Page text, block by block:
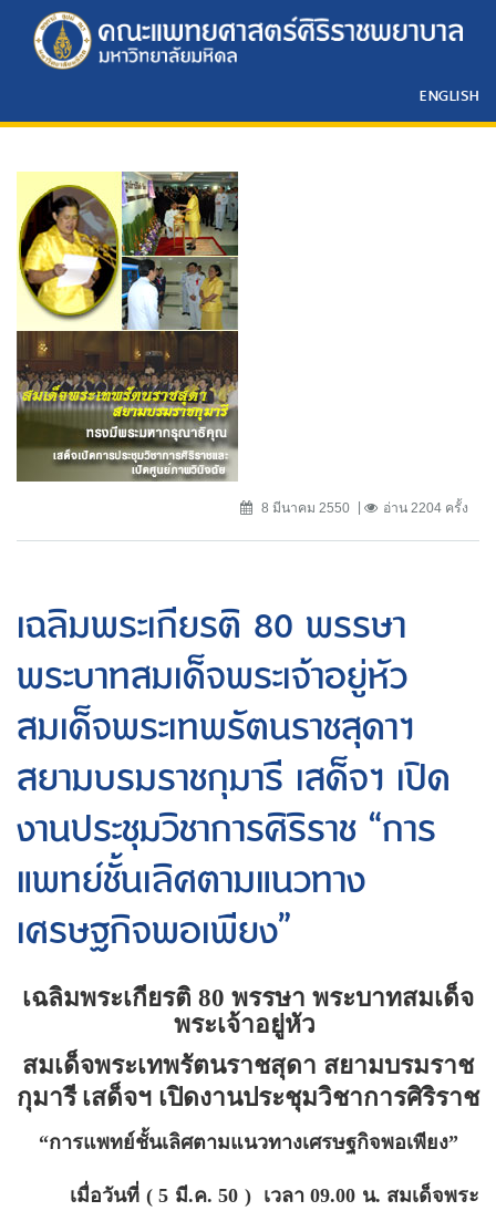
ENGLISH
8 มีนาคม 2550 อ่าน 2204 ครั้ง
เฉลิมพระเกียรติ 80 พรรษา
พระบาทสมเด็จพระเจ้าอยู่หัว
สมเด็จพระเทพรัตนราชสุดาฯ
สยามบรมราชกุมารี เสด็จฯ เปิด
งานประชุมวิชาการศิริราช “การ
แพทย์ชั้นเลิศตามแนวทาง
เศรษฐกิจพอเพียง”
เฉลิมพระเกียรติ 80 พรรษา พระบาทสมเด็จ
พระเจ้าอยู่หัว
สมเด็จพระเทพรัตนราชสุดา สยามบรมราช
กุมารี เสด็จฯ เปิดงานประชุมวิชาการศิริราช
“การแพทย์ชั้นเลิศตามแนวทางเศรษฐกิจพอเพียง”
เมื่อวันที่ ( 5 มี.ค. 50 )
เวลา 09.00 น. สมเด็จพระ